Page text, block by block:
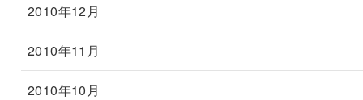
2010年12月
2010年11月
2010年10月